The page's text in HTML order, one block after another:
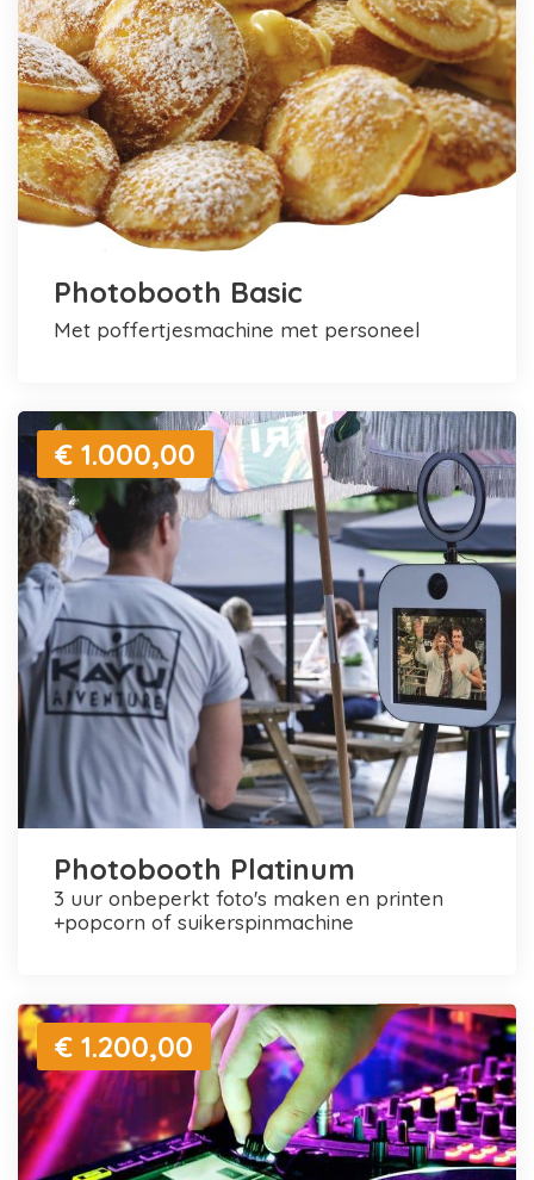
Photobooth Basic
met poffertjesmachine met personeel
€ 1.000,00
Photobooth Platinum
3 uur onbeperkt foto's maken en printen
+popcorn of suikerspinmachine
€ 1.200,00